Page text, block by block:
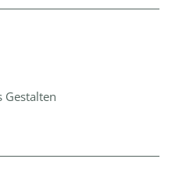
Gestalten